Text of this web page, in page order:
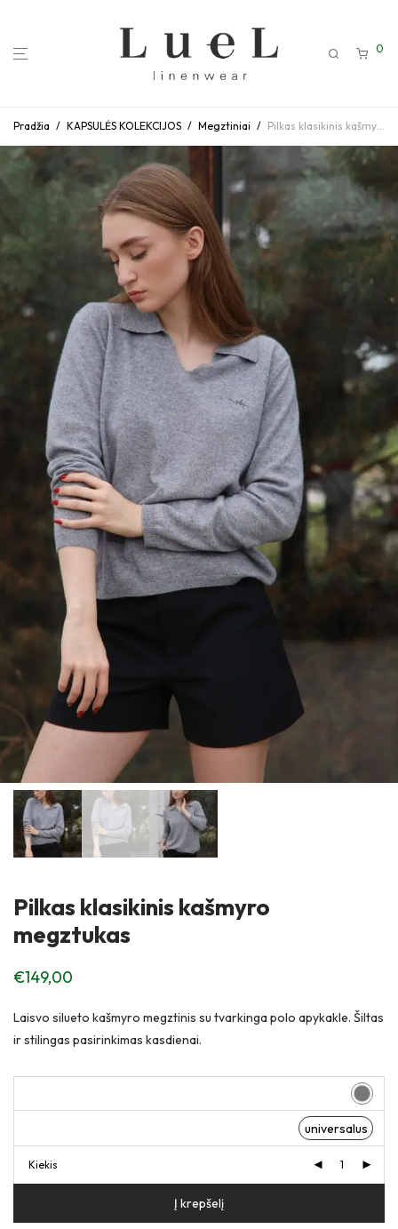
0
Pradžia / KAPSULĖS KOLEKCIJOS / Megztiniai / Pilkas klasikinis kašmyro megztukas
Pilkas klasikinis kašmyro
megztukas
€149,00
Laisvo silueto kašmyro megztinis su tvarkinga polo apykakle. Šiltas
ir stilingas pasirinkimas kasdienai.
universalus
Kiekis
Į krepšelį